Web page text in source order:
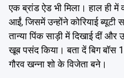
एक ब्रांड ऐड भी मिला। हाल ही
आईं, जिसमें उन्होंने कोरियाई ब्यूटी
तान्या पिंक साड़ी में दिखाई दीं
खूब पसंद किया। बता दें बिग बॉस
गौरव खन्ना शो के विजेता बने।